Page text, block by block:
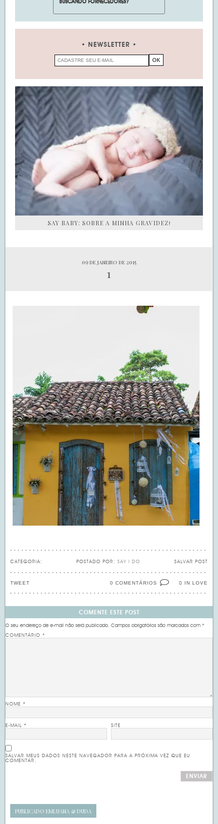
NEWSLETTER
SAY BABY: SOBRE A MINHA GRAVIDEZ!
09 de janeiro de 2015
1
CATEGORIA: SALVAR POST
POSTADO POR: SAY I DO
0 IN LOVE
0 COMENTÁRIOS
TWEET
COMENTE ESTE POST
O seu endereço de e-mail não será publicado. Campos obrigatórios são marcados com*
COMENTÁRIO*
NOME*
E-MAIL* SITE
SALVAR MEUS DADOS NESTE NAVEGADOR PARA A PRÓXIMA VEZ QUE EU
COMENTAR.
PUBLICADO EMLUANA & DUDA